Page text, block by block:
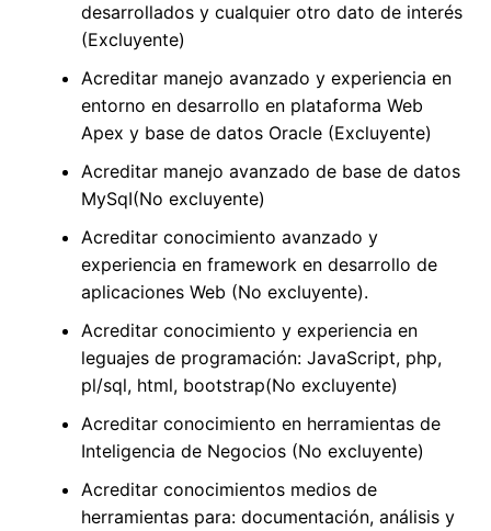
desarrollados y cualquier otro dato de interés
(Excluyente)
Acreditar manejo avanzado y experiencia en
entorno en desarrollo en plataforma Web
Apex y base de datos Oracle (Excluyente)
Acreditar manejo avanzado de base de datos
MySqI(No excluyente)
Acreditar conocimiento avanzado y
experiencia en framework en desarrollo de
aplicaciones Web (No excluyente).
Acreditar conocimiento y experiencia en
leguajes de programación: JavaScript, php,
pl/sql, html, bootstrap(No excluyente)
Acreditar conocimiento en herramientas de
Inteligencia de Negocios (No excluyente)
Acreditar conocimientos medios de
herramientas para: documentación, análisis y